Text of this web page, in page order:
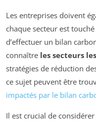
Les entreprises doivent
chaque secteur est
d’effectuer un bilan
connaître les secteurs
stratégies de réduction
ce sujet peuvent être
impactés par le bilan
Il est crucial de